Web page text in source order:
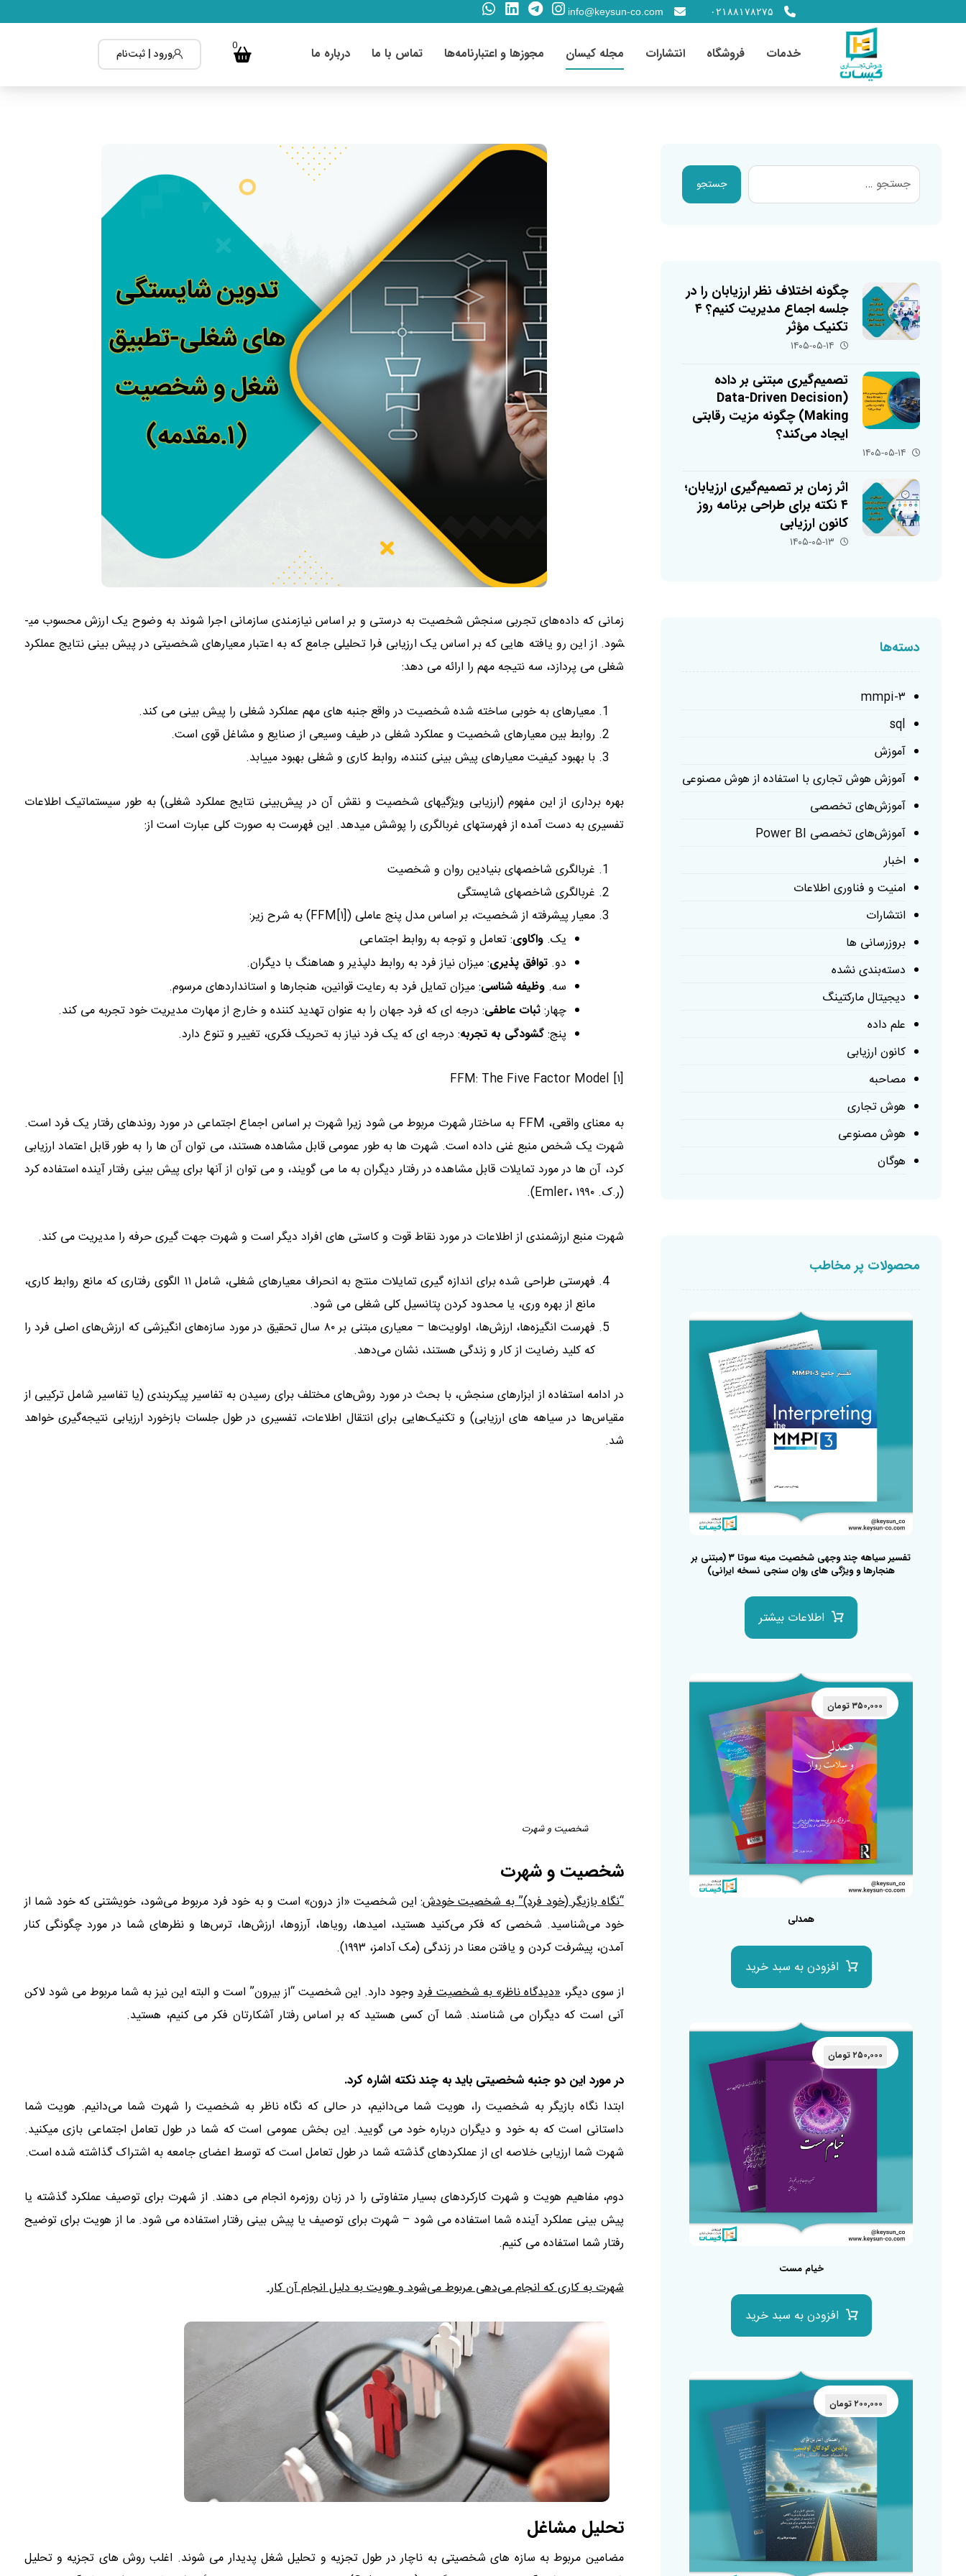
۰۲۱۸۸۱۷۸۲۷۵ info@keysun-co.com
خدمات فروشگاه انتشارات مجله کیسان مجوزها و اعتبارنامه‌ها تماس با ما درباره ما 0
ورود | ثبت‌نام
زمانی که داده‌های تجربی سنجش شخصیت به درستی و بر اساس نیازمندی سازمانی اجرا شوند به وضوح یک ارزش محسوب می­
شود. از این رو یافته ­هایی که بر اساس یک ارزیابی فرا تحلیلی جامع که به اعتبار معیارهای شخصیتی در پیش بینی نتایج عملکرد
شغلی می پردازد، سه نتیجه مهم را ارائه می دهد:
معیارهای به خوبی ساخته شده شخصیت در واقع جنبه های مهم عملکرد شغلی را پیش بینی می کند.
روابط بین معیارهای شخصیت و عملکرد شغلی در طیف وسیعی از صنایع و مشاغل قوی است.
با بهبود کیفیت معیارهای پیش بینی کننده، روابط کاری و شغلی بهبود می­یابد.
بهره­ برداری از این مفهوم (ارزیابی ویژگی­های شخصیت و نقش آن در پیش‌بینی نتایج عملکرد شغلی) به طور سیستماتیک اطلاعات
تفسیری به دست آمده از فهرست­های غربالگری را پوشش می­دهد. این فهرست به صورت کلی عبارت است از:
غربالگری شاخص­های بنیادین روان و شخصیت
غربالگری شاخص­های شایستگی
معیار پیشرفته از شخصیت، بر اساس مدل پنج عاملی (FFM[۱]) به شرح زیر:
یک.واکاوی: تعامل و توجه به روابط اجتماعی
دو.توافق پذیری: میزان نیاز فرد به روابط دلپذیر و هماهنگ با دیگران.
سه.وظیفه شناسی: میزان تمایل فرد به رعایت قوانین، هنجارها و استانداردهای مرسوم.
چهار:ثبات عاطفی: درجه ای که فرد جهان را به عنوان تهدید کننده و خارج از مهارت مدیریت خود تجربه می کند.
پنج:گشودگی به تجربه: درجه ای که یک فرد نیاز به تحریک فکری، تغییر و تنوع دارد.
[۱] FFM: The Five Factor Model
به معنای واقعی، FFM به ساختار شهرت مربوط می شود زیرا شهرت بر اساس اجماع اجتماعی در مورد روندهای رفتار یک فرد است.
شهرت یک شخص منبع غنی داده است. شهرت ها به طور عمومی قابل مشاهده هستند، می توان آن ها را به طور قابل اعتماد ارزیابی
کرد، آن ها در مورد تمایلات قابل مشاهده در رفتار دیگران به ما می گویند، و می توان از آنها برای پیش بینی رفتار آینده استفاده کرد
(ر.ک. Emler، ۱۹۹۰).
شهرت منبع ارزشمندی از اطلاعات در مورد نقاط قوت و کاستی های افراد دیگر است و شهرت جهت گیری حرفه را مدیریت می کند.
فهرستی طراحی شده برای اندازه گیری تمایلات منتج به انحراف معیارهای شغلی، شامل ۱۱ الگوی رفتاری که مانع روابط کاری،
مانع از بهره وری، یا محدود کردن پتانسیل کلی شغلی می شود.
فهرست انگیزه‌ها، ارزش‌ها، اولویت‌ها – معیاری مبتنی بر ۸۰ سال تحقیق در مورد سازه‌های انگیزشی که ارزش‌های اصلی فرد را
که کلید رضایت از کار و زندگی هستند، نشان می‌دهد.
در ادامه استفاده از ابزارهای سنجش، با بحث در مورد روش‌های مختلف برای رسیدن به تفاسیر پیکربندی (یا تفاسیر شامل ترکیبی از
مقیاس‌ها در سیاهه­ های ارزیابی) و تکنیک‌هایی برای انتقال اطلاعات، تفسیری در طول جلسات بازخورد ارزیابی نتیجه‌گیری خواهد
شد.
شخصیت و شهرت
شخصیت و شهرت
“نگاه بازیگر (خود فرد)” به شخصیت خودش: این شخصیت «از درون» است و به خود فرد مربوط می‌شود، خویشتنی که خود شما از
خود می‌شناسید. شخصی که فکر می‌کنید هستید، امیدها، رویاها، آرزوها، ارزش‌ها، ترس‌ها و نظرهای شما در مورد چگونگی کنار
آمدن، پیشرفت کردن و یافتن معنا در زندگی (مک آدامز، ۱۹۹۳).
از سوی دیگر،«دیدگاه ناظر» به شخصیت فردوجود دارد. این شخصیت “از بیرون” است و البته این نیز به شما مربوط می شود لاکن
آنی است که دیگران می شناسند. شما آن کسی هستید که بر اساس رفتار آشکارتان فکر می کنیم، هستید.
در مورد این دو جنبه شخصیتی باید به چند نکته اشاره کرد.
ابتدا نگاه بازیگر به شخصیت را، هویت شما می‌دانیم، در حالی که نگاه ناظر به شخصیت را شهرت شما می‌دانیم. هویت شما
داستانی است که به خود و دیگران درباره خود می گویید. این بخش عمومی است که شما در طول تعامل اجتماعی بازی می­کنید.
شهرت شما ارزیابی خلاصه ای از عملکردهای گذشته شما در طول تعامل است که توسط اعضای جامعه به اشتراک گذاشته شده است.
دوم، مفاهیم هویت و شهرت کارکردهای بسیار متفاوتی را در زبان روزمره انجام می دهند. از شهرت برای توصیف عملکرد گذشته یا
پیش بینی عملکرد آینده شما استفاده می شود – شهرت برای توصیف یا پیش بینی رفتار استفاده می شود. ما از هویت برای توضیح
رفتار شما استفاده می کنیم.
شهرت به کاری که انجام می‌دهی مربوط می‌شود و هویت به دلیل انجام آن کار.
تحلیل مشاغل
مضامین مربوط به سازه های شخصیتی به ناچار در طول تجزیه و تحلیل شغل پدیدار می شوند. اغلب روش های تجزیه و تحلیل
جستجو
چگونه اختلاف نظر ارزیابان را در
جلسه اجماع مدیریت کنیم؟ ۴
تکنیک مؤثر
۱۴۰۵-۰۵-۱۴
تصمیم‌گیری مبتنی بر داده
(Data-Driven Decision
Making) چگونه مزیت رقابتی
ایجاد می‌کند؟
۱۴۰۵-۰۵-۱۴
اثر زمان بر تصمیم‌گیری ارزیابان؛
۴ نکته برای طراحی برنامه روز
کانون ارزیابی
۱۴۰۵-۰۵-۱۳
دسته‌ها
mmpi-۳
sql
آموزش
آموزش هوش تجاری با استفاده از هوش مصنوعی
آموزش‌های تخصصی
آموزش‌های تخصصی Power BI
اخبار
امنیت و فناوری اطلاعات
انتشارات
بروزرسانی ها
دسته‌بندی نشده
دیجیتال مارکتینگ
علم داده
کانون ارزیابی
مصاحبه
هوش تجاری
هوش مصنوعی
هوگان
محصولات پر مخاطب
تفسیر سیاهه چند وجهی شخصیت مینه سوتا ۳ (مبتنی بر
هنجارها و ویژگی های روان سنجی نسخه ایرانی)
اطلاعات بیشتر
همدلی
۳۵۰,۰۰۰ تومان
افزودن به سبد خرید
خیام مست
۲۵۰,۰۰۰ تومان
افزودن به سبد خرید
۲۰۰,۰۰۰ تومان